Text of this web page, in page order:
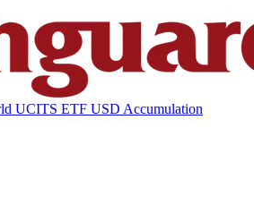
UCITS ETF USD Accumulation